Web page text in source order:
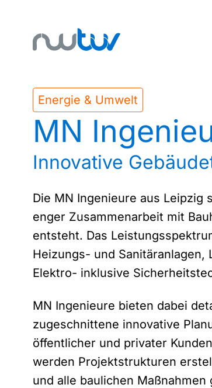
Energie & Umwelt
MN
Innovative
Die MN Ingenieure aus Leipzig
enger Zusammenarbeit mit
entsteht. Das
Heizungs- und
Elektro- inklusive
MN Ingenieure bieten dabei
zugeschnittene innovative
öffentlicher und privater
werden Projektstrukturen
und alle baulichen